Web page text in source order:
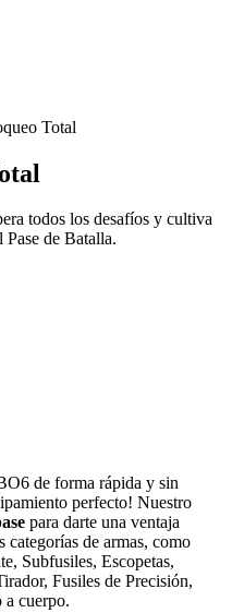
Total
todos los desafíos y cultiva
de Batalla.
de forma rápida y sin
perfecto! Nuestro
para darte una ventaja
categorías de armas, como
Subfusiles, Escopetas,
Fusiles de Precisión,
a cuerpo.